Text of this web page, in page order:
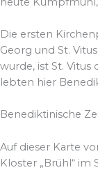
Die ersten
Georg und St.
wurde, ist St.
lebten hier
Benediktinische
Auf dieser Karte
Kloster „Brühl“